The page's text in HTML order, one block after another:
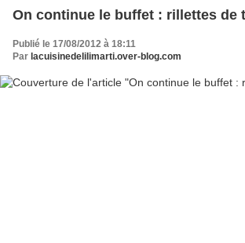
On continue le buffet : rillettes de
Publié le 17/08/2012 à 18:11
Par lacuisinedelilimarti.over-blog.com